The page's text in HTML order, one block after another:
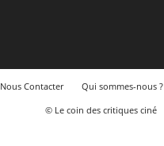
Nous Contacter Qui sommes-nous ?
© Le coin des critiques ciné